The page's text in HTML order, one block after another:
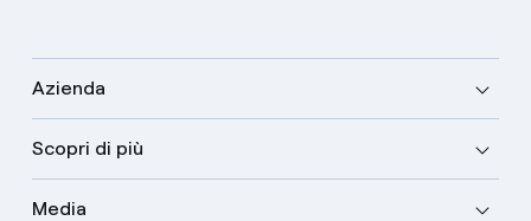
Azienda
Scopri di più
Media